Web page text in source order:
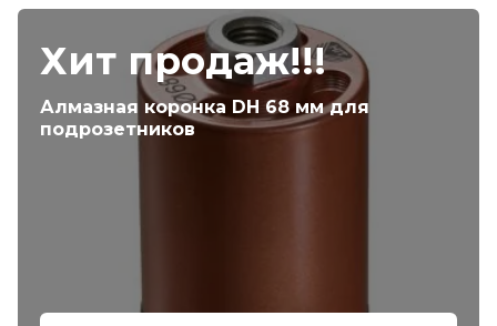
Хит продаж!!!
Алмазная коронка DH 68 мм для
подрозетников